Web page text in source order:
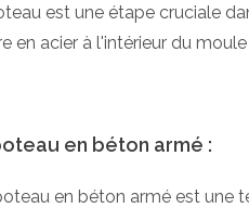
est une étape cruciale
en acier à l'intérieur du
en béton armé :
en béton armé est une